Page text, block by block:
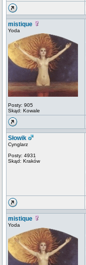
mistique
Yoda
Posty: 905
Skąd: Kowale
Słowik
Cynglarz
Posty: 4931
Skąd: Kraków
mistique
Yoda